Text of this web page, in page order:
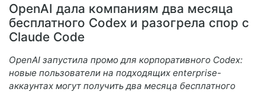
OpenAI дала компаниям два месяца
бесплатного Codex и разогрела спор с
Claude Code
OpenAI запустила промо для корпоративного Codex:
новые пользователи на подходящих enterprise-
аккаунтах могут получить два месяца бесплатного